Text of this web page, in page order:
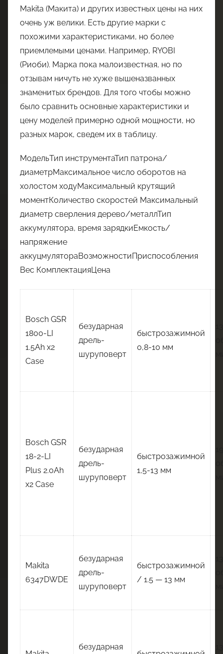
Makita (Макита) и других известных цены на них
очень уж велики. Есть другие марки с
похожими характеристиками, но более
приемлемыми ценами. Например, RYOBI
(Риоби). Марка пока малоизвестная, но по
отзывам ничуть не хуже вышеназванных
знаменитых брендов. Для того чтобы можно
было сравнить основные характеристики и
цену моделей примерно одной мощности, но
разных марок, сведем их в таблицу.
МодельТип инструментаТип патрона/
диаметрМаксимальное число оборотов на
холостом ходуМаксимальный крутящий
моментКоличество скоростей Максимальный
диаметр сверления дерево/металлТип
аккумулятора, время зарядкиЕмкость/
напряжение
аккуцмулятораВозможностиПриспособления
Вес КомплектацияЦена
Bosch GSR
1800-LI
1.5Ah x2
Case
безударная
дрель-
шуруповерт
быстрозажимной
0,8-10 мм
Bosch GSR
18-2-LI
Plus 2.0Ah
x2 Case
безударная
дрель-
шуруповерт
быстрозажимной
1,5-13 мм
Makita
6347DWDE
безударная
дрель-
шуруповерт
быстрозажимной
/ 1.5 — 13 мм
безударная